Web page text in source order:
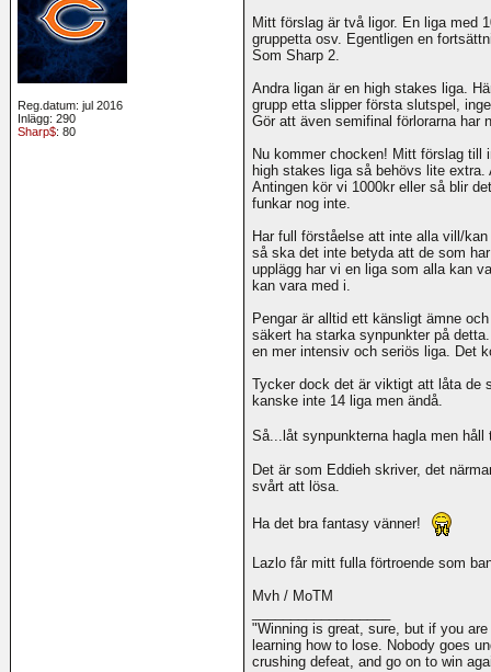
Reg.datum: jul 2016
Inlägg: 290
Sharp$: 80
Mitt förslag är två ligor. En liga med
gruppetta osv. Egentligen en
Som Sharp 2.
Andra ligan är en high stakes liga.
grupp etta slipper första slutspel,
Gör att även semifinal förlorarna har
Nu kommer chocken! Mitt förslag till
high stakes liga så behövs lite
Antingen kör vi 1000kr eller så blir
funkar nog inte.
Har full förståelse att inte alla vill/
så ska det inte betyda att de som
upplägg har vi en liga som alla kan
kan vara med i.
Pengar är alltid ett känsligt ämne
säkert ha starka synpunkter på
en mer intensiv och seriös liga. Det
Tycker dock det är viktigt att låta de
kanske inte 14 liga men ändå.
Så...låt synpunkterna hagla men
Det är som Eddieh skriver, det
svårt att lösa.
Ha det bra fantasy vänner!
Lazlo får mitt fulla förtroende som
Mvh / MoTM
"Winning is great, sure, but if you
learning how to lose. Nobody goes
crushing defeat, and go on to win